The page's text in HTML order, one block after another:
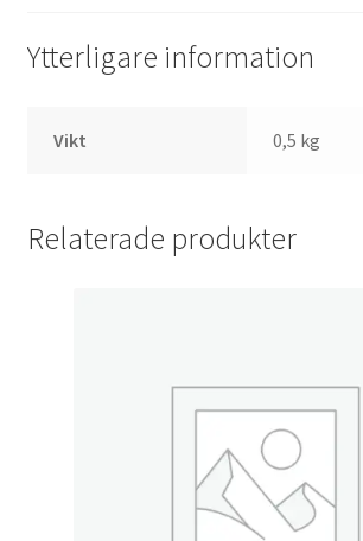
Ytterligare information
Vikt 0,5 kg
Relaterade produkter